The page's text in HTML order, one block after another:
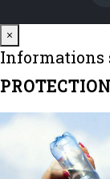
×
Informations